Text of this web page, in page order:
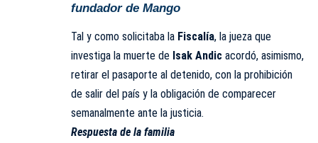
fundador de Mango
Tal y como solicitaba la Fiscalía, la jueza que
investiga la muerte de Isak Andic acordó, asimismo,
retirar el pasaporte al detenido, con la prohibición
de salir del país y la obligación de comparecer
semanalmente ante la justicia.
Respuesta de la familia